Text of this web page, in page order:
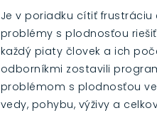
Je v poriadku cítiť frustráciu
problémy s plodnosťou
každý piaty človek a ich
odborníkmi zostavili program
problémom s plodnosťou
vedy, pohybu, výživy a